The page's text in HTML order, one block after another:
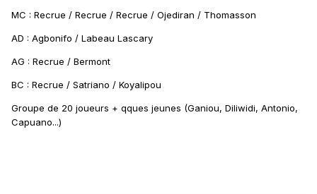
MC : Recrue / Recrue / Recrue / Ojediran / Thomasson
AD : Agbonifo / Labeau Lascary
AG : Recrue / Bermont
BC : Recrue / Satriano / Koyalipou
Groupe de 20 joueurs + qques jeunes (Ganiou, Diliwidi, Antonio,
Capuano...)